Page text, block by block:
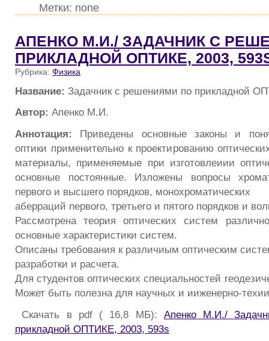
Метки: none
АПЕНКО М.И./ ЗАДАЧНИК С
ПРИКЛАДНОЙ ОПТИКЕ, 2003,
Рубрика: Физика
Название: Задачник с решениями по прикладной
Автор: Апенко М.И.
Аннотация: Приведены основные законы и
оптики применительно к проектированию
материалы, применяемые при изrотовлеиии
основные постоянные. Изложены вопросы
nepвoro и высшеrо порядков, монохроматических
аберраций nepвoro, тpeтьero и пятоrо порядков и
Рассмотрена теория оптических систем
основные характеристики систем.
Описаны требования к различиым оптическим
разработки и расчета.
Для студентов оптических специальностей
Может быть полезна для научных и ииженерно-
Скачать в pdf ( 16,8 МБ): Апенко М.И./
прикладной ОПТИКЕ, 2003, 593s